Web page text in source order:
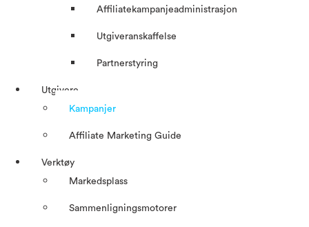
Affiliatekampanjeadministrasjon
Utgiveranskaffelse
Partnerstyring
Utgivere
Kampanjer
Affiliate Marketing Guide
Verktøy
Markedsplass
Sammenligningsmotorer